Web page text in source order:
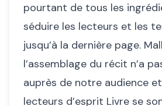
pourtant de tous les
séduire les lecteurs et les
jusqu’à la dernière page.
l’assemblage du récit n’a
auprès de notre audience
lecteurs d’esprit Livre se